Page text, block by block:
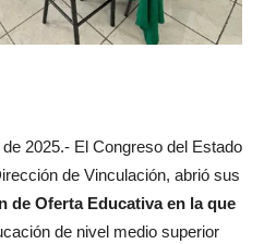
2025.- El Congreso del Estado
de Vinculación, abrió sus
de Oferta Educativa en la que
de nivel medio superior